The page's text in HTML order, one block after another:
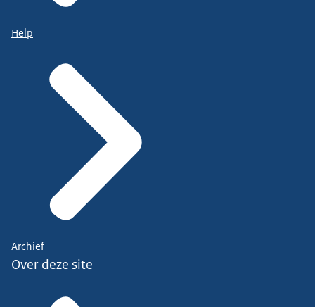
Help
Archief
Over deze site